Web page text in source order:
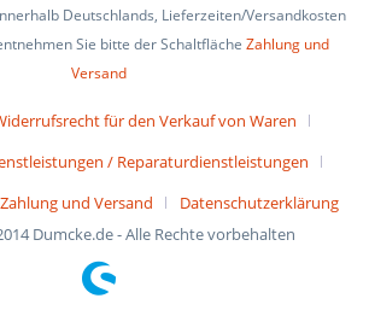
Deutschlands, Lieferzeiten/Versandkosten
Sie bitte der Schaltfläche Zahlung und
Versand
für den Verkauf von Waren
/ Reparaturdienstleistungen
Zahlung und Versand
Datenschutzerklärung
Dumcke.de - Alle Rechte vorbehalten